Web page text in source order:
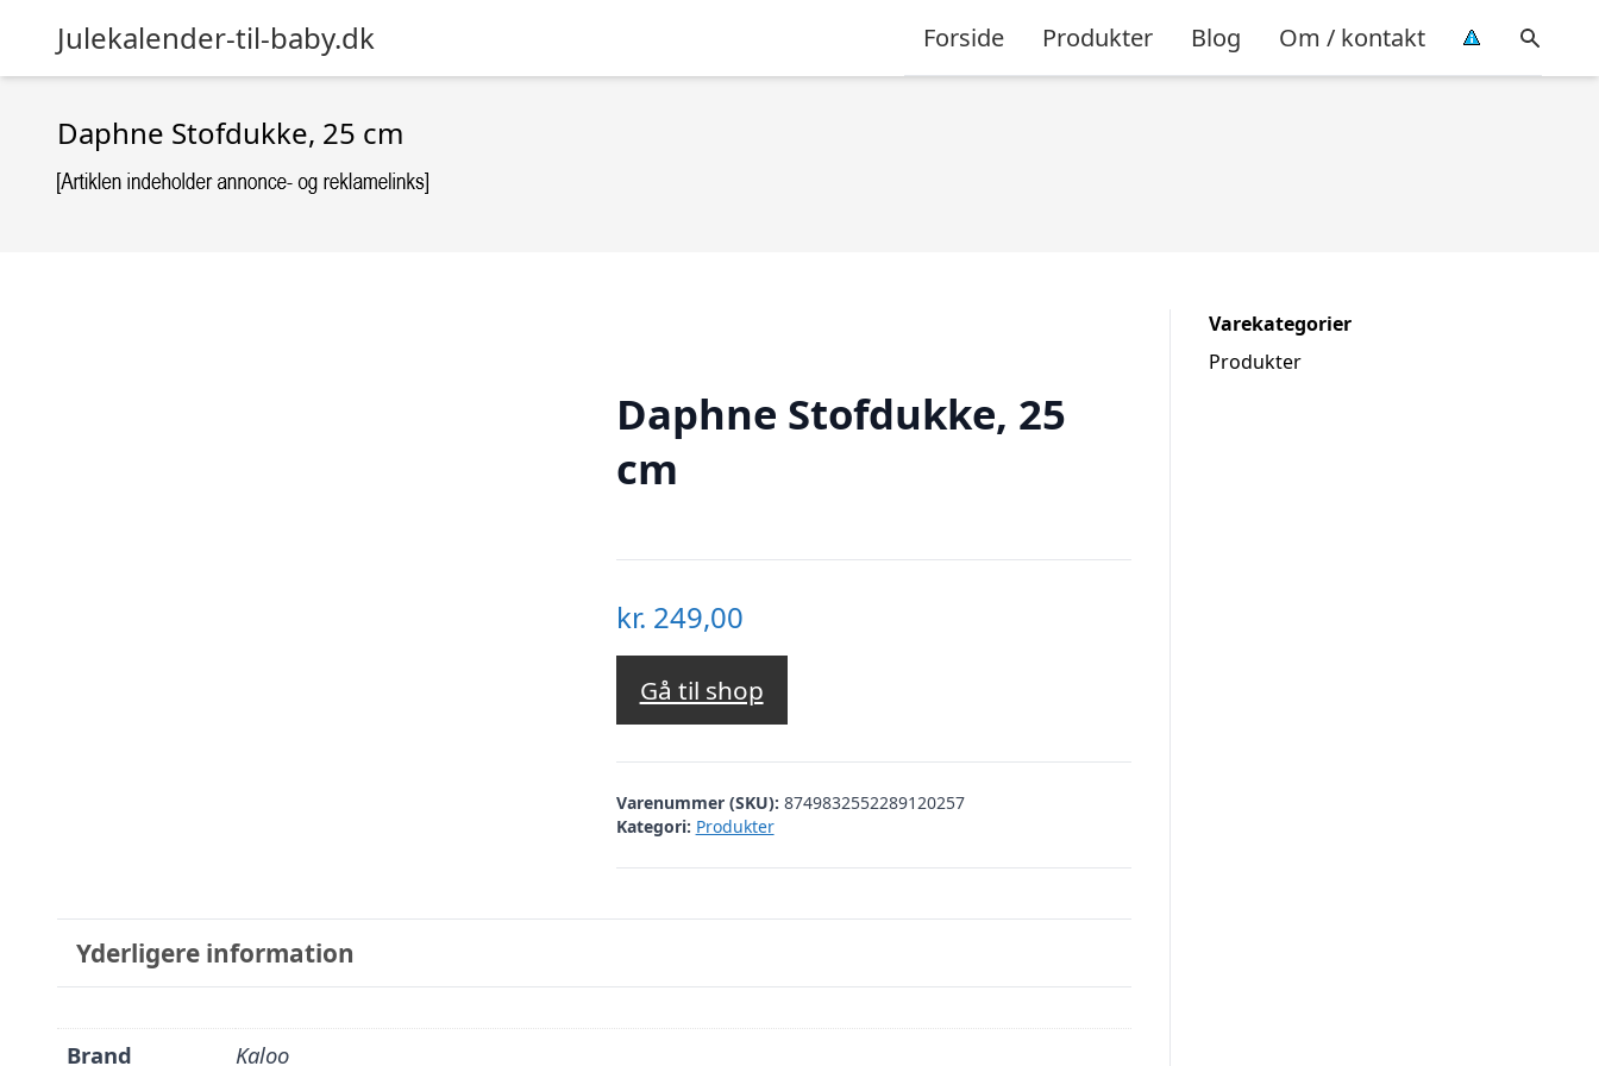
Julekalender-til-baby.dk Forside Produkter Blog Om / kontakt
Daphne Stofdukke, 25 cm
Daphne Stofdukke, 25
cm
kr. 249,00
Gå til shop
Varenummer (SKU): 8749832552289120257
Kategori: Produkter
Yderligere information
Brand Kaloo
Varekategorier
Produkter